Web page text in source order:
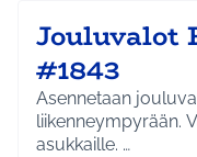
Jouluvalot
#1843
Asennetaan
liikenneympyrään.
asukkaille. …